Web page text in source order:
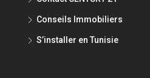
Conseils Immobiliers
S’installer en Tunisie